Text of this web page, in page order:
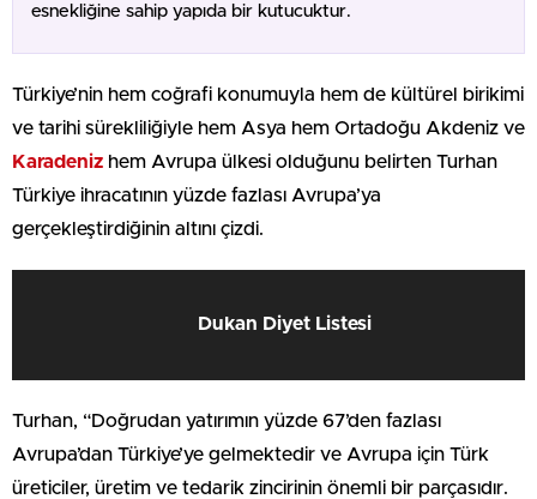
esnekliğine sahip yapıda bir kutucuktur.
Türkiye’nin hem coğrafi konumuyla hem de kültürel birikimi
ve tarihi sürekliliğiyle hem Asya hem Ortadoğu Akdeniz ve
Karadeniz hem Avrupa ülkesi olduğunu belirten Turhan
Türkiye ihracatının yüzde fazlası Avrupa’ya
gerçekleştirdiğinin altını çizdi.
Dukan Diyet Listesi
Turhan, “Doğrudan yatırımın yüzde 67’den fazlası
Avrupa’dan Türkiye’ye gelmektedir ve Avrupa için Türk
üreticiler, üretim ve tedarik zincirinin önemli bir parçasıdır.